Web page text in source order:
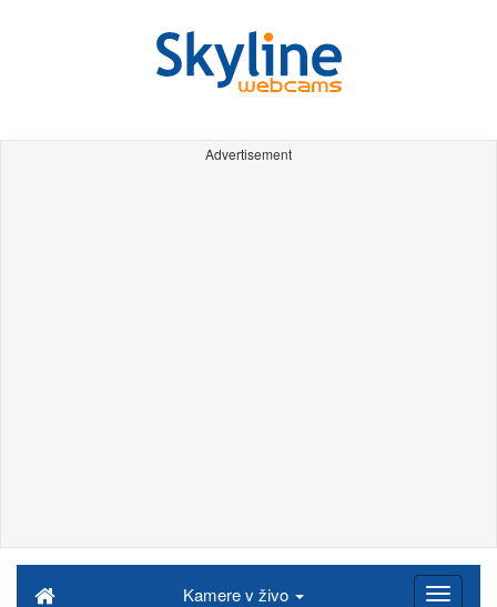
Advertisement
Kamere v živo